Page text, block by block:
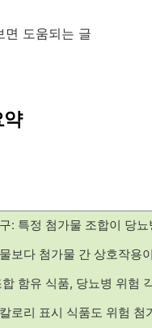
면 도움되는 글
약
: 특정 첨가물 조합이 당
보다 첨가물 간 상호작용
합 함유 식품, 당뇨병 위험
로리 표시 식품도 위험 첨